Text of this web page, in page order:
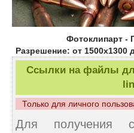
Фотоклипарт -
Разрешение: от 1500x1300
Ссылки на файлы
Только для личного
Для получения